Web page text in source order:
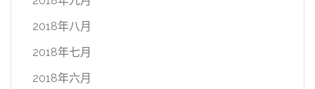
2018年八月
2018年七月
2018年六月